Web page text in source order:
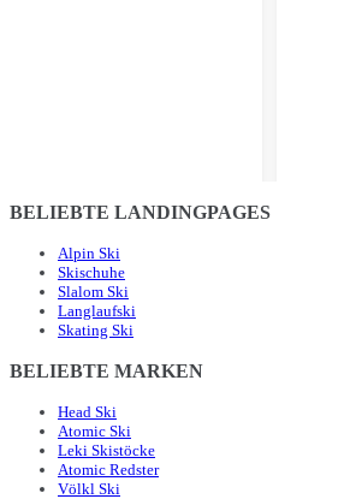
BELIEBTE LANDINGPAGES
Alpin Ski
Skischuhe
Slalom Ski
Langlaufski
Skating Ski
BELIEBTE MARKEN
Head Ski
Atomic Ski
Leki Skistöcke
Atomic Redster
Völkl Ski